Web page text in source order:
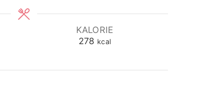
KALORIE
278 kcal